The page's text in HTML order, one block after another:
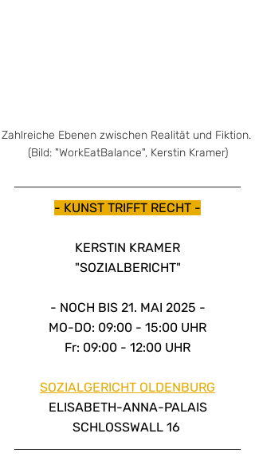
Zahlreiche Ebenen zwischen Realität und Fiktion.
(Bild: "WorkEatBalance", Kerstin Kramer)
- KUNST TRIFFT RECHT -
KERSTIN KRAMER
"SOZIALBERICHT"
- NOCH BIS 21. MAI 2025 -
MO-DO: 09:00 - 15:00 UHR
Fr: 09:00 - 12:00 UHR
SOZIALGERICHT OLDENBURG
ELISABETH-ANNA-PALAIS
SCHLOSSWALL 16